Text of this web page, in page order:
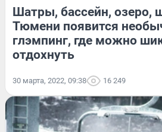
Шатры, бассейн, озеро,
Тюмени появится
глэмпинг, где можно
отдохнуть
30 марта, 2022, 09:38 16 249